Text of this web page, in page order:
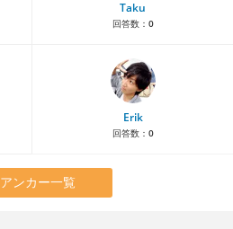
Taku
回答数： 0
Erik
回答数： 0
アンカー一覧